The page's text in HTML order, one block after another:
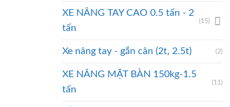
XE NÂNG TAY CAO 0.5 tấn - 2
tấn
(15)
Xe nâng tay - gắn cân (2t, 2.5t) (2)
XE NÂNG MẶT BÀN 150kg-1.5
tấn
(11)